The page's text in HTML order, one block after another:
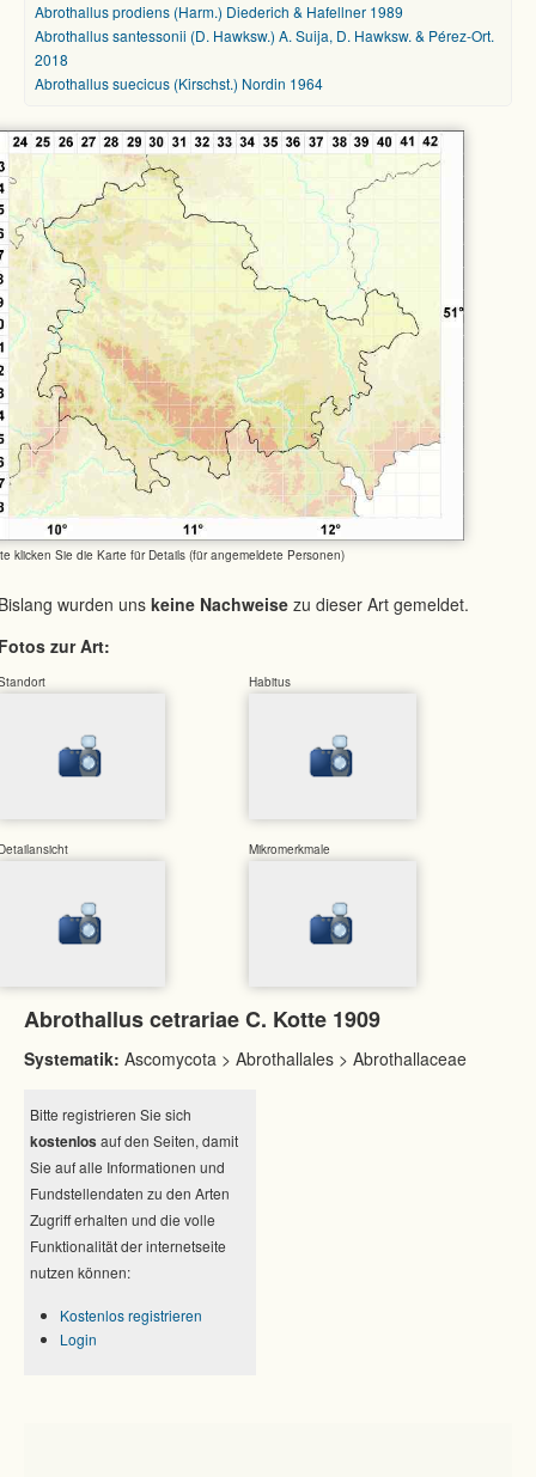
Abrothallus prodiens (Harm.) Diederich & Hafellner 1989
Abrothallus santessonii (D. Hawksw.) A. Suija, D. Hawksw. & Pérez-Ort.
2018
Abrothallus suecicus (Kirschst.) Nordin 1964
klicken Sie die Karte für Details (für angemeldete Personen)
wurden uns keine Nachweise zu dieser Art gemeldet.
zur Art:
Habitus
Mikromerkmale
Abrothallus cetrariae C. Kotte 1909
Systematik: Ascomycota > Abrothallales > Abrothallaceae
Bitte registrieren Sie sich
kostenlos auf den Seiten, damit
Sie auf alle Informationen und
Fundstellendaten zu den Arten
Zugriff erhalten und die volle
Funktionalität der internetseite
nutzen können:
Kostenlos registrieren
Login